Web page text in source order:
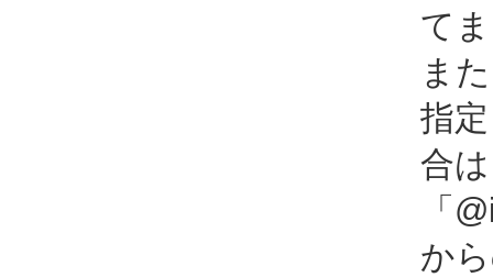
て
ま
指
合
「
か